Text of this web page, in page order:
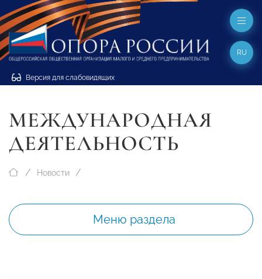
Версия для слабовидящих
RU
МЕЖДУНАРОДНАЯ
ДЕЯТЕЛЬНОСТЬ
Новости
Меню раздела